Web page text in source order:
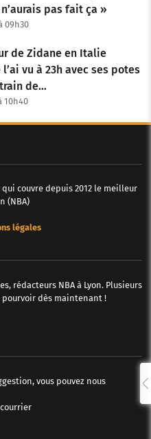
pas fait ça »
09h30
de Zidane en Italie
vu à 23h avec ses potes
de…
10h40
couvre depuis 2012 le meilleur
(NBA)
légales
rédacteurs NBA à Lyon. Plusieurs
dès maintenant !
vous pouvez nous